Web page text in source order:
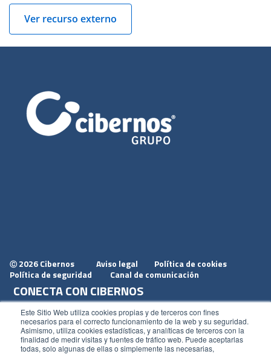
Este Sitio Web utiliza cookies propias y de terceros con fines
necesarios para el correcto funcionamiento de la web y su seguridad.
Asimismo, utiliza cookies estadísticas, y analíticas de terceros con la
finalidad de medir visitas y fuentes de tráfico web. Puede aceptarlas
todas, solo algunas de ellas o simplemente las necesarias,
Ver recurso externo
Ⓒ 2026 Cibernos Aviso legal
Política de cookies
Política de seguridad
Canal de comunicación
CONECTA CON CIBERNOS
Únete a nosotros
Dónde estamos
Conoce nuestro blog